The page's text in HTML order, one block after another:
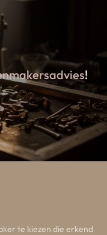
!
te kiezen die erkend